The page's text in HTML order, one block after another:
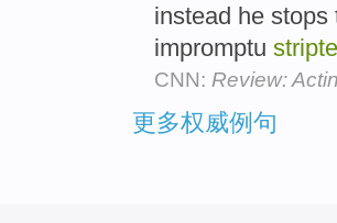
instead he
impromptu
CNN: Review:
更多权威例句